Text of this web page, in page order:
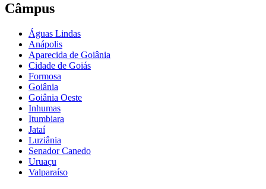
Câmpus
Águas Lindas
Anápolis
Aparecida de Goiânia
Cidade de Goiás
Formosa
Goiânia
Goiânia Oeste
Inhumas
Itumbiara
Jataí
Luziânia
Senador Canedo
Uruaçu
Valparaíso